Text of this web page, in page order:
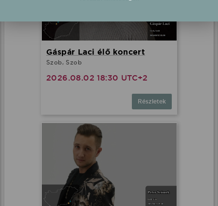
Gáspár Laci élő koncert
Szob, Szob
2026.08.02 18:30 UTC+2
Részletek